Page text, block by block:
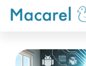
Passer